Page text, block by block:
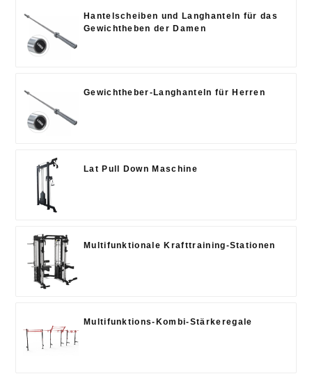
Hantelscheiben und Langhanteln für das
Gewichtheben der Damen
Gewichtheber-Langhanteln für Herren
Lat Pull Down Maschine
Multifunktionale Krafttraining-Stationen
Multifunktions-Kombi-Stärkeregale